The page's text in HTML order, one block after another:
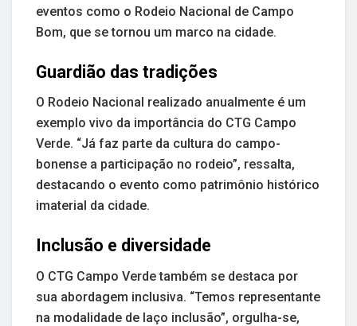
eventos como o Rodeio Nacional de Campo
Bom, que se tornou um marco na cidade.
Guardião das tradições
O Rodeio Nacional realizado anualmente é um
exemplo vivo da importância do CTG Campo
Verde. “Já faz parte da cultura do campo-
bonense a participação no rodeio”, ressalta,
destacando o evento como patrimônio histórico
imaterial da cidade.
Inclusão e diversidade
O CTG Campo Verde também se destaca por
sua abordagem inclusiva. “Temos representante
na modalidade de laço inclusão”, orgulha-se,